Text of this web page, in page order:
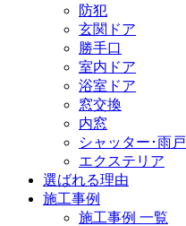
防犯
玄関ドア
勝手口
室内ドア
浴室ドア
窓交換
内窓
シャッター･雨戸
エクステリア
選ばれる理由
施工事例
施工事例 一覧